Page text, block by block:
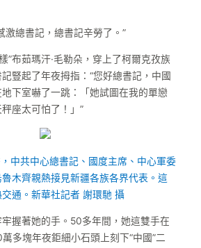
激總書記，總書記辛勞了。”
”布茹瑪汗·毛勒朵，穿上了柯爾克孜族
豎起了年夜拇指：“您好總書記，中國
下室嚇了一跳：「她試圖在我的單戀
座太可怕了！」”
中共中心總書記、國度主席、中心軍委
木齊親熱接見新疆各族各界代表。這
通。新華社記者 謝環馳 攝
握著她的手。50多年間，她這雙手在
萬多塊年夜鉅細小石頭上刻下“中國”二